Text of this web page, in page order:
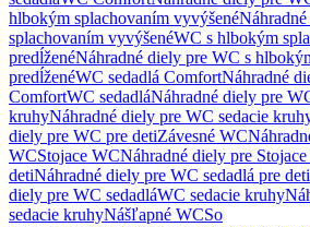
hlbokým splachovaním vyvýšené
splachovaním vyvýšenéWC s hlbokým
predĺženéNáhradné diely pre WC s
predĺženéWC sedadlá ComfortNáhradné
ComfortWC sedadláNáhradné diely pre
kruhyNáhradné diely pre WC sedacie
diely pre WC pre detiZávesné WC
WCStojace WCNáhradné diely pre
detiNáhradné diely pre WC sedadlá pre deti
diely pre WC sedadláWC sedacie kruhy
sedacie kruhyNášľapné WCSo